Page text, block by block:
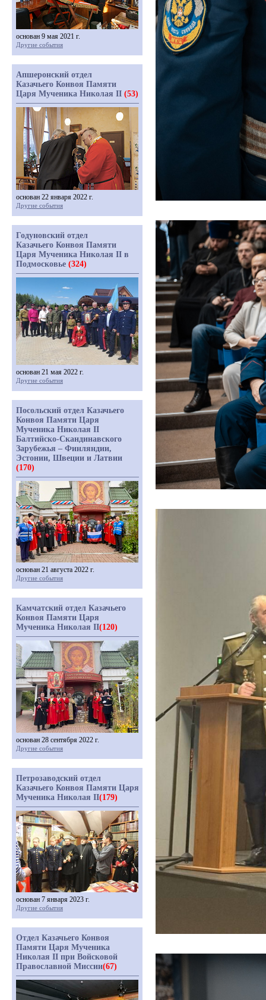
основан 9 мая 2021 г.
Другие события
Апшеронский отдел
Казачьего Конвоя Памяти
Царя Мученика Николая II (53)
основан 22 января 2022 г.
Другие события
Годуновский отдел
Казачьего Конвоя Памяти
Царя Мученика Николая II в
Подмосковье (324)
основан 21 мая 2022 г.
Другие события
Посольский отдел Казачьего
Конвоя Памяти Царя
Мученика Николая II
Балтийско-Скандинавского
Зарубежья – Финляндии,
Эстонии, Швеции и Латвии
(170)
основан 21 августа 2022 г.
Другие события
Камчатский отдел Казачьего
Конвоя Памяти Царя
Мученика Николая II(120)
основан 28 сентября 2022 г.
Другие события
Петрозаводский отдел
Казачьего Конвоя Памяти Царя
Мученика Николая II(179)
основан 7 января 2023 г.
Другие события
Отдел Казачьего Конвоя
Памяти Царя Мученика
Николая II при Войсковой
Православной Миссии(67)